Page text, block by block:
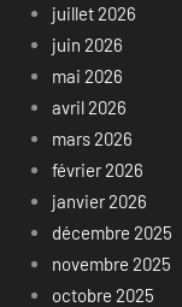
juillet 2026
juin 2026
mai 2026
avril 2026
mars 2026
février 2026
janvier 2026
décembre 2025
novembre 2025
octobre 2025